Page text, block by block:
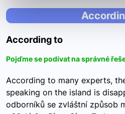
According to
Pojďme se podívat na správné
According to many experts,
speaking on the island is
odborníků se zvláštní způsob